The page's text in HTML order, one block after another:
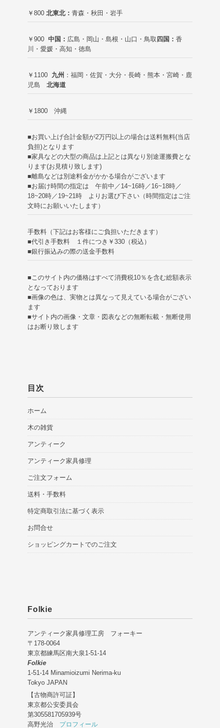
￥800 北東北： 青森・秋田・岩手
￥900 中国： 広島・岡山・島根・山口・鳥取 四国： 香
川・愛媛・高知・徳島
￥1100 九州 ：福岡・佐賀・大分・長崎・熊本・宮崎・鹿
児島 北海道
￥1800 沖縄
■お買い上げ合計金額が2万円以上の場合は送料無料(当店
負担)となります
■家具などの大型の商品は上記とは異なり別途運搬費とな
ります(お見積り致します)
■離島などは別途料金がかかる場合がございます
■お届け時間の指定は 午前中／14~16時／16~18時／
18~20時／19~21時 よりお選び下さい（時間指定はご注
文時にお願いいたします）
手数料（下記はお客様にご負担いただきます）
■代引き手数料 １件につき￥330（税込）
■銀行振込みの際の送金手数料
■このサイト内の価格はすべて消費税10％を含む総額表示
となっております
■画像の色は、実物とは異なって見えている場合がござい
ます
■サイト内の画像・文章・図表などの無断転載・無断使用
はお断り致します
目次
ホーム
木の雑貨
アンティーク
アンティーク家具修理
ご注文フォーム
送料・手数料
特定商取引法に基づく表示
お問合せ
ショッピングカートでのご注文
Folkie
アンティーク家具修理工房 フォーキー
〒178-0064
東京都練馬区南大泉1-51-14
Folkie
1-51-14 Minamioizumi Nerima-ku
Tokyo JAPAN
【古物商許可証】
東京都公安委員会
第305581705939号
高野光治 プロフィール